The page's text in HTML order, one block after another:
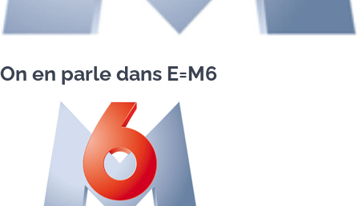
On en parle dans E=M6